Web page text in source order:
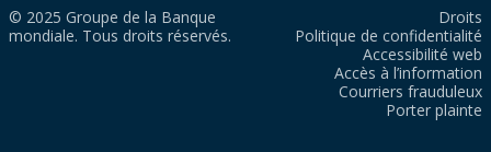
© 2025 Groupe de la Banque
mondiale. Tous droits réservés.
Droits
Politique de confidentialité
Accessibilité web
Accès à l’information
Courriers frauduleux
Porter plainte